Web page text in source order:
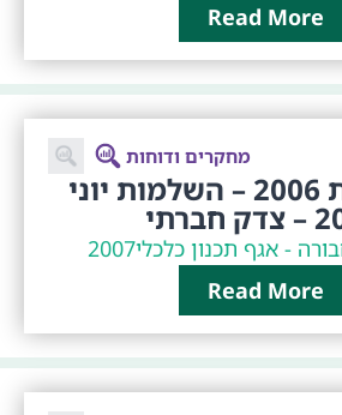
Read More
מחקרים ודוחות
נוהל פר”ת 2006 – השלמות יוני
2007- אגף תכנון כלכלי
Read More